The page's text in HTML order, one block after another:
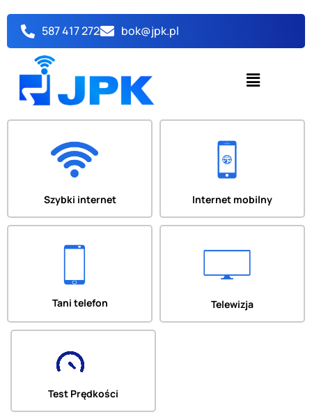
treści
587 417 272 bok@jpk.pl
Menu
Szybki internet Internet mobilny
Tani telefon Telewizja
Test Prędkości